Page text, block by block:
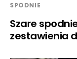
SPODNIE
Szare
zestawienia